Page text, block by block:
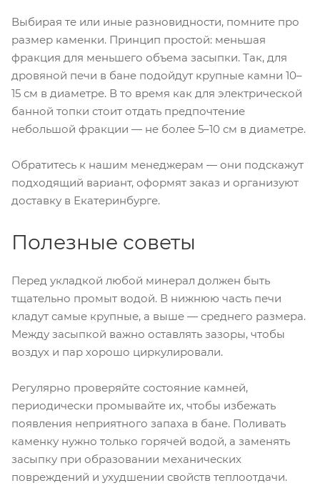
Выбирая те или иные разновидности, помните про
размер каменки. Принцип простой: меньшая
фракция для меньшего объема засыпки. Так, для
дровяной печи в бане подойдут крупные камни 10–
15 см в диаметре. В то время как для электрической
банной топки стоит отдать предпочтение
небольшой фракции — не более 5–10 см в диаметре.
Обратитесь к нашим менеджерам — они подскажут
подходящий вариант, оформят заказ и организуют
доставку в Екатеринбурге.
Полезные советы
Перед укладкой любой минерал должен быть
тщательно промыт водой. В нижнюю часть печи
кладут самые крупные, а выше — среднего размера.
Между засыпкой важно оставлять зазоры, чтобы
воздух и пар хорошо циркулировали.
Регулярно проверяйте состояние камней,
периодически промывайте их, чтобы избежать
появления неприятного запаха в бане. Поливать
каменку нужно только горячей водой, а заменять
засыпку при образовании механических
повреждений и ухудшении свойств теплоотдачи.